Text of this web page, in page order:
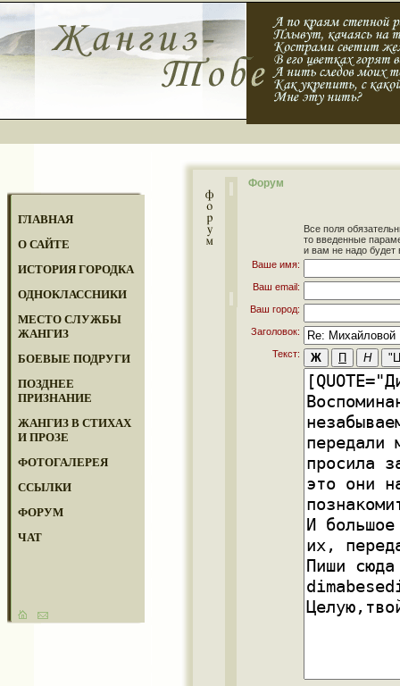
ГЛАВНАЯ
О САЙТЕ
ИСТОРИЯ ГОРОДКА
ОДНОКЛАССНИКИ
МЕСТО СЛУЖБЫ
ЖАНГИЗ
БОЕВЫЕ ПОДРУГИ
ПОЗДНЕЕ
ПРИЗНАНИЕ
ЖАНГИЗ В СТИХАХ
И ПРОЗЕ
ФОТОГАЛЕРЕЯ
ССЫЛКИ
ФОРУМ
ЧАТ
Форум
Все поля
то введенные
и вам не надо будет
Ваше имя:
Ваш email:
Ваш город:
Заголовок:
Текст: